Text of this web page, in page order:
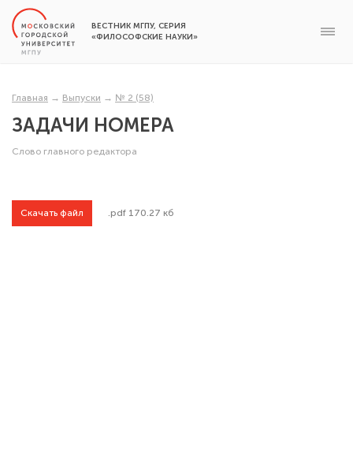
ВЕСТНИК МГПУ, СЕРИЯ
«ФИЛОСОФСКИЕ НАУКИ»
Главная → Выпуски → № 2 (58)
ЗАДАЧИ НОМЕРА
Слово главного редактора
Скачать файл .pdf 170.27 кб